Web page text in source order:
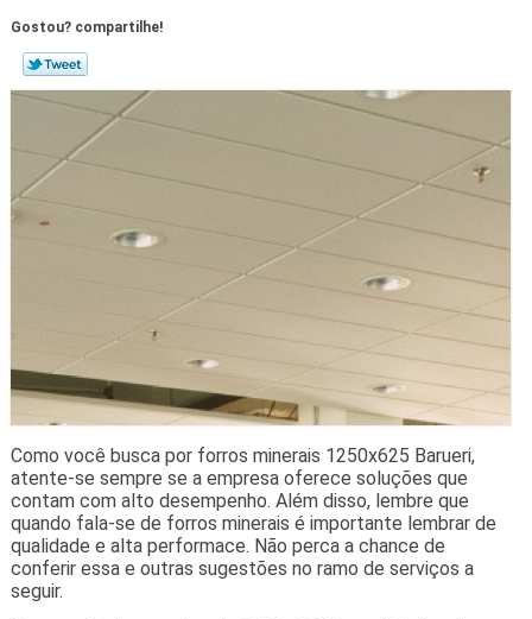
Gostou? compartilhe!
Como você busca por forros minerais 1250x625 Barueri,
atente-se sempre se a empresa oferece soluções que
contam com alto desempenho. Além disso, lembre que
quando fala-se de forros minerais é importante lembrar de
qualidade e alta performace. Não perca a chance de
conferir essa e outras sugestões no ramo de serviços a
seguir.